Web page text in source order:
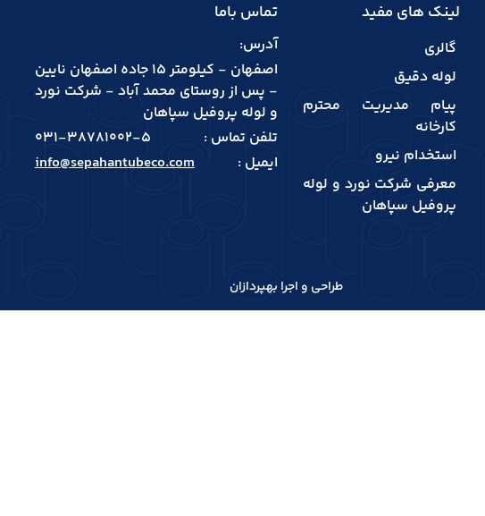
لینک های مفید
گالری
لوله دقیق
پیام مدیریت محترم
کارخانه
استخدام نیرو
معرفی شرکت نورد و لوله
پروفیل سپاهان
تماس باما
آدرس:
اصفهان - کیلومتر 15 جاده اصفهان نایین
- پس از روستای محمد آباد - شرکت نورد
و لوله پروفیل سپاهان
تلفن تماس :
031-38781002-5
ایمیل :
info@sepahantubeco.com
طراحی و اجرا بهپردازان